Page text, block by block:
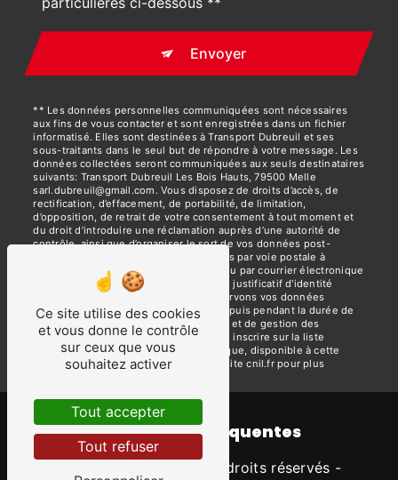
Envoyer
** Les données personnelles communiquées sont nécessaires
aux fins de vous contacter et sont enregistrées dans un fichier
informatisé. Elles sont destinées à Transport Dubreuil et ses
sous-traitants dans le seul but de répondre à votre message. Les
données collectées seront communiquées aux seuls destinataires
suivants: Transport Dubreuil Les Bois Hauts, 79500 Melle
sarl.dubreuil@gmail.com. Vous disposez de droits d’accès, de
rectification, d’effacement, de portabilité, de limitation,
d’opposition, de retrait de votre consentement à tout moment et
du droit d’introduire une réclamation auprès d’une autorité de
contrôle, ainsi que d’organiser le sort de vos données post-
mortem. Vous pouvez exercer ces droits par voie postale à
l'adresse Les Bois Hauts, 79500 Melle ou par courrier électronique
à l'adresse sarl.dubreuil@gmail.com. Un justificatif d'identité
pourra vous être demandé. Nous conservons vos données
pendant la période de prise de contact puis pendant la durée de
prescription légale aux fins probatoires et de gestion des
contentieux. Vous avez le droit de vous inscrire sur la liste
d'opposition au démarchage téléphonique, disponible à cette
adresse: Bloctel.gouv.fr. Consultez le site cnil.fr pour plus
Recherches fréquentes
- 2026 - Tous droits réservés -
Ce site utilise des cookies
et vous donne le contrôle
sur ceux que vous
souhaitez activer
Tout accepter
Tout refuser